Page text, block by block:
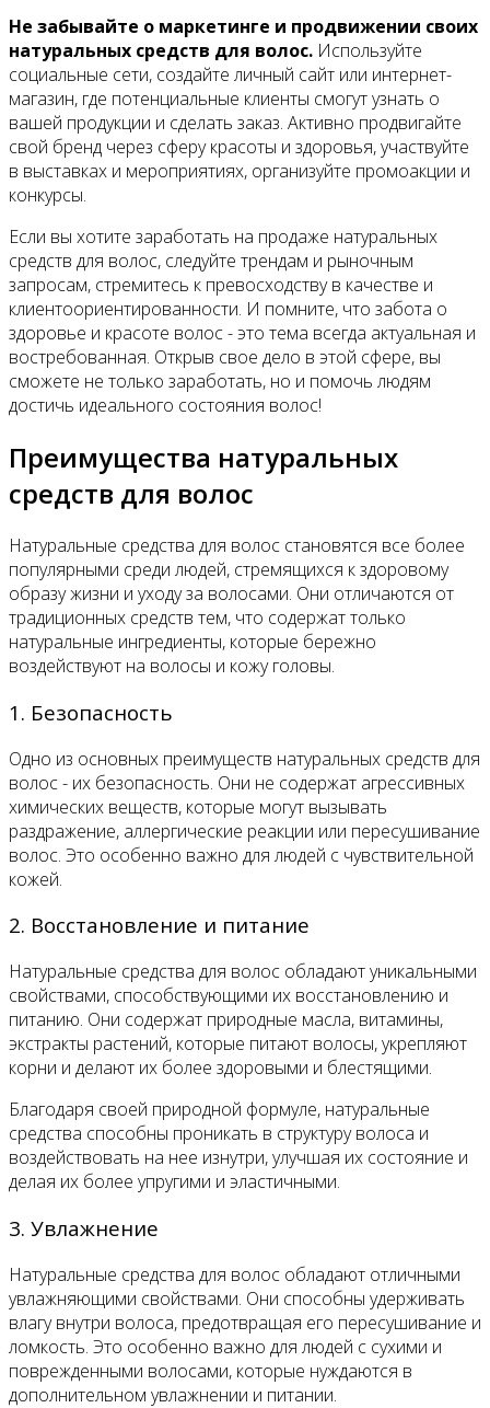
Не забывайте о маркетинге и продвижении своих
натуральных средств для волос. Используйте
социальные сети, создайте личный сайт или интернет-
магазин, где потенциальные клиенты смогут узнать о
вашей продукции и сделать заказ. Активно продвигайте
свой бренд через сферу красоты и здоровья, участвуйте
в выставках и мероприятиях, организуйте промоакции и
конкурсы.
Если вы хотите заработать на продаже натуральных
средств для волос, следуйте трендам и рыночным
запросам, стремитесь к превосходству в качестве и
клиентоориентированности. И помните, что забота о
здоровье и красоте волос - это тема всегда актуальная и
востребованная. Открыв свое дело в этой сфере, вы
сможете не только заработать, но и помочь людям
достичь идеального состояния волос!
Преимущества натуральных
средств для волос
Натуральные средства для волос становятся все более
популярными среди людей, стремящихся к здоровому
образу жизни и уходу за волосами. Они отличаются от
традиционных средств тем, что содержат только
натуральные ингредиенты, которые бережно
воздействуют на волосы и кожу головы.
1. Безопасность
Одно из основных преимуществ натуральных средств для
волос - их безопасность. Они не содержат агрессивных
химических веществ, которые могут вызывать
раздражение, аллергические реакции или пересушивание
волос. Это особенно важно для людей с чувствительной
кожей.
2. Восстановление и питание
Натуральные средства для волос обладают уникальными
свойствами, способствующими их восстановлению и
питанию. Они содержат природные масла, витамины,
экстракты растений, которые питают волосы, укрепляют
корни и делают их более здоровыми и блестящими.
Благодаря своей природной формуле, натуральные
средства способны проникать в структуру волоса и
воздействовать на нее изнутри, улучшая их состояние и
делая их более упругими и эластичными.
3. Увлажнение
Натуральные средства для волос обладают отличными
увлажняющими свойствами. Они способны удерживать
влагу внутри волоса, предотвращая его пересушивание и
ломкость. Это особенно важно для людей с сухими и
поврежденными волосами, которые нуждаются в
дополнительном увлажнении и питании.